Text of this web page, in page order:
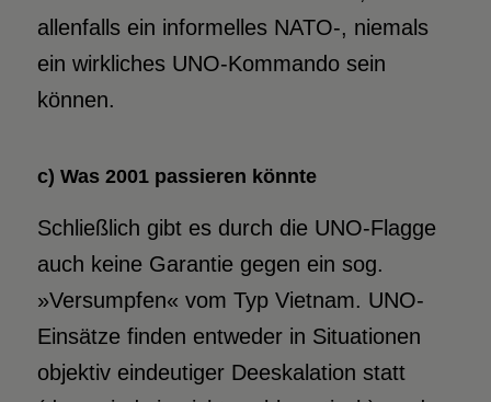
allenfalls ein informelles NATO-, niemals
ein wirkliches UNO-Kommando sein
können.
c) Was 2001 passieren könnte
Schließlich gibt es durch die UNO-Flagge
auch keine Garantie gegen ein sog.
»Versumpfen« vom Typ Vietnam. UNO-
Einsätze finden entweder in Situationen
objektiv eindeutiger Deeskalation statt